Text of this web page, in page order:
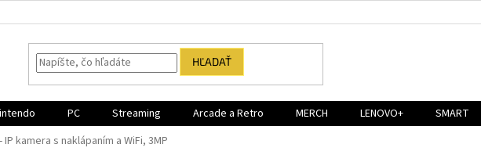
HĽADAŤ
PC Streaming Arcade a Retro MERCH LENOVO+ SMART
IP kamera s naklápaním a WiFi, 3MP